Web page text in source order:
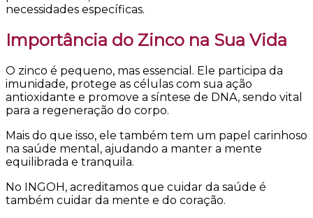
necessidades específicas.
Importância do Zinco na Sua Vida
O zinco é pequeno, mas essencial. Ele participa da
imunidade, protege as células com sua ação
antioxidante e promove a síntese de DNA, sendo vital
para a regeneração do corpo.
Mais do que isso, ele também tem um papel carinhoso
na saúde mental, ajudando a manter a mente
equilibrada e tranquila.
No INGOH, acreditamos que cuidar da saúde é
também cuidar da mente e do coração.